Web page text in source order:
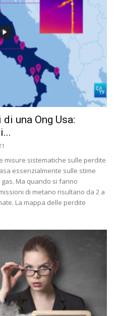
una Ong Usa:
misure sistematiche sulle perdite
essenzialmente sulle stime
Ma quando si fanno
di metano risultano da 2 a
La mappa delle perdite